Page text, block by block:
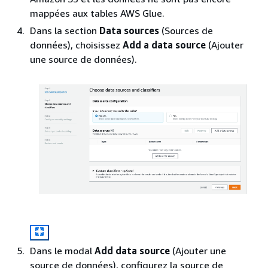
mappées aux tables AWS Glue.
Dans la section Data sources (Sources de
données), choisissez Add a data source (Ajouter
une source de données).
Dans le modal Add data source (Ajouter une
source de données), configurez la source de